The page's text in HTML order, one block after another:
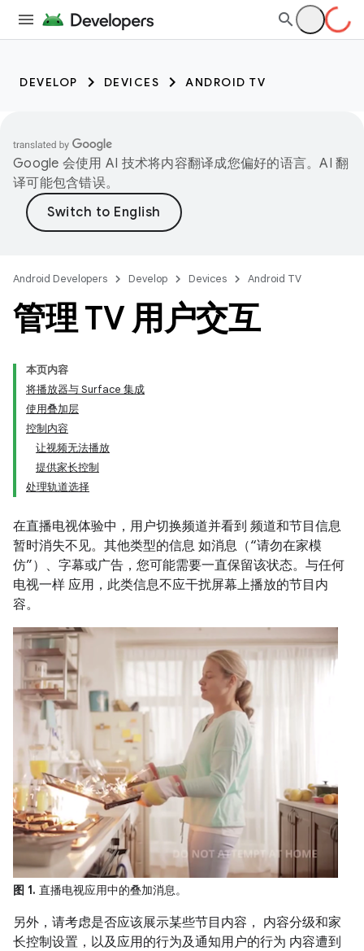
DEVELOP DEVICES ANDROID TV
Google 会使用 AI 技术将内容翻译成您偏好的语言。AI 翻
译可能包含错误。
Android Developers Develop Devices Android TV
管理 TV 用户交互
本页内容
将播放器与 Surface 集成
使用叠加层
控制内容
让视频无法播放
提供家长控制
处理轨道选择
在直播电视体验中，用户切换频道并看到 频道和节目信息
暂时消失不见。其他类型的信息 如消息（“请勿在家模
仿”）、字幕或广告，您可能需要一直保留该状态。与任何
电视一样 应用，此类信息不应干扰屏幕上播放的节目内
容。
图 1. 直播电视应用中的叠加消息。
另外，请考虑是否应该展示某些节目内容， 内容分级和家
长控制设置，以及应用的行为及通知用户的行为 内容遭到